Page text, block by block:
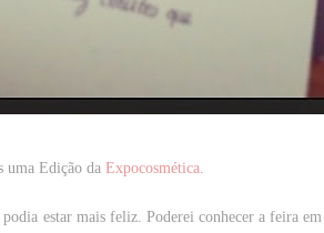
uma Edição da Expocosmética.
estar mais feliz. Poderei conhecer a feira